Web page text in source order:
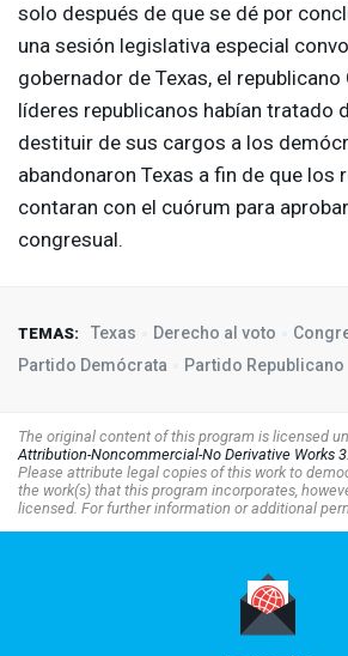
solo después de que se dé por
una sesión legislativa especial
gobernador de Texas, el
líderes republicanos habían tratado
destituir de sus cargos a los
abandonaron Texas a fin de que los
contaran con el cuórum para
congresual.
TEMAS: Texas Derecho al voto
Partido Demócrata
Partido Republicano
The original content of this program is licensed
Attribution-Noncommercial-No Derivative Works
Please attribute legal copies of this work to
the work(s) that this program incorporates,
licensed. For further information or additional